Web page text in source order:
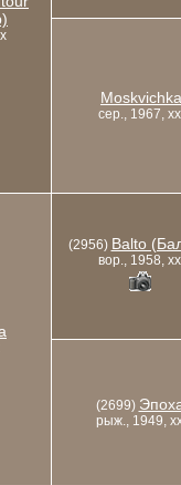
Moskvichka
сер., 1967, xx
(2956) Balto
вор., 1958, xx
(2699)
рыж., 1949,